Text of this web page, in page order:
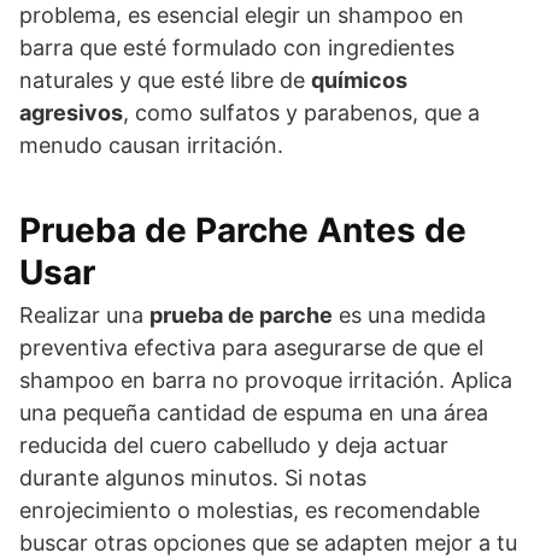
problema, es esencial elegir un shampoo en
barra que esté formulado con ingredientes
naturales y que esté libre de químicos
agresivos, como sulfatos y parabenos, que a
menudo causan irritación.
Prueba de Parche Antes de
Usar
Realizar una prueba de parche es una medida
preventiva efectiva para asegurarse de que el
shampoo en barra no provoque irritación. Aplica
una pequeña cantidad de espuma en una área
reducida del cuero cabelludo y deja actuar
durante algunos minutos. Si notas
enrojecimiento o molestias, es recomendable
buscar otras opciones que se adapten mejor a tu